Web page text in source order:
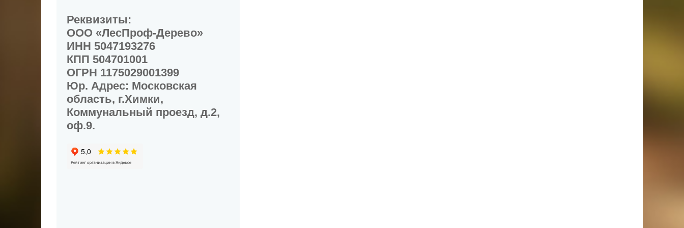
Реквизиты:
ООО «ЛесПроф-Дерево»
ИНН 5047193276
КПП 504701001
ОГРН 1175029001399
Юр. Адрес: Московская
область, г.Химки,
Коммунальный проезд, д.2,
оф.9.